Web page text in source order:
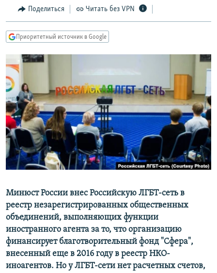
Вернутся
поиску
КУЛЬТУРА
КАВКАЗ.РЕАЛИИ
СЕВЕР.РЕАЛИИ
СИБИРЬ.РЕАЛИИ
РАСПИСАНИЕ ВЕЩАНИЯ
ПОДПИШИТЕСЬ НА РАССЫЛКУ
СОЦИАЛЬНЫЕ СЕТИ
Все сайты РСЕ/РС
Поделиться Читать без VPN
Приоритетный источник в Google
Минюст России внес Российскую ЛГБТ-сеть в
реестр незарегистрированных общественных
объединений, выполняющих функции
иностранного агента за то, что организацию
финансирует благотворительный фонд "Сфера",
внесенный еще в 2016 году в реестр НКО-
иноагентов. Но у ЛГБТ-сети нет расчетных счетов,